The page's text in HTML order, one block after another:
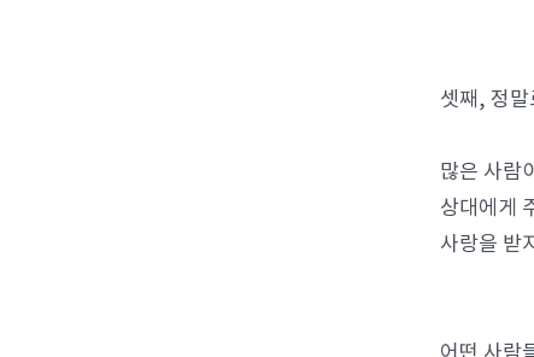
셋째, 정
많은 사람
상대에게
사랑을 받